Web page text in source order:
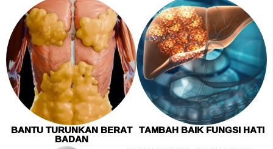
BANTU TURUNKAN BERAT
BADAN
TAMBAH BAIK FUNGSI HATI